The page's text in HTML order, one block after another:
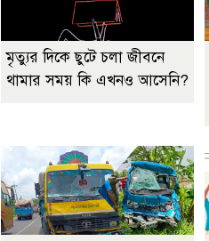
মৃত্যুর দিকে ছুটে চলা জীবনে
থামার সময় কি এখনও আসেনি?